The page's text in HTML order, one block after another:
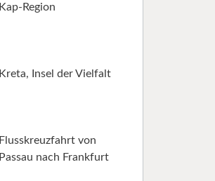
Kap-Region
Kreta, Insel der Vielfalt
Flusskreuzfahrt von
Passau nach Frankfurt